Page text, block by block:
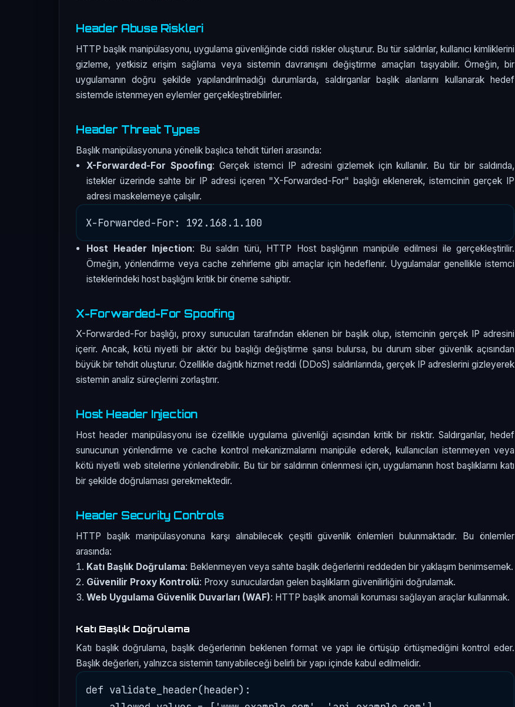
Header Abuse Riskleri
HTTP başlık manipülasyonu, uygulama güvenliğinde ciddi riskler oluşturur. Bu tür saldırılar, kullanıcı kimliklerini
gizleme, yetkisiz erişim sağlama veya sistemin davranışını değiştirme amaçları taşıyabilir. Örneğin, bir
uygulamanın doğru şekilde yapılandırılmadığı durumlarda, saldırganlar başlık alanlarını kullanarak hedef
sistemde istenmeyen eylemler gerçekleştirebilirler.
Header Threat Types
Başlık manipülasyonuna yönelik başlıca tehdit türleri arasında:
X-Forwarded-For Spoofing: Gerçek istemci IP adresini gizlemek için kullanılır. Bu tür bir saldırıda,
istekler üzerinde sahte bir IP adresi içeren "X-Forwarded-For" başlığı eklenerek, istemcinin gerçek IP
adresi maskelemeye çalışılır.
Host Header Injection: Bu saldırı türü, HTTP Host başlığının manipüle edilmesi ile gerçekleştirilir.
Örneğin, yönlendirme veya cache zehirleme gibi amaçlar için hedeflenir. Uygulamalar genellikle istemci
isteklerindeki host başlığını kritik bir öneme sahiptir.
X-Forwarded-For Spoofing
X-Forwarded-For başlığı, proxy sunucuları tarafından eklenen bir başlık olup, istemcinin gerçek IP adresini
içerir. Ancak, kötü niyetli bir aktör bu başlığı değiştirme şansı bulursa, bu durum siber güvenlik açısından
büyük bir tehdit oluşturur. Özellikle dağıtık hizmet reddi (DDoS) saldırılarında, gerçek IP adreslerini gizleyerek
sistemin analiz süreçlerini zorlaştırır.
Host Header Injection
Host header manipülasyonu ise özellikle uygulama güvenliği açısından kritik bir risktir. Saldırganlar, hedef
sunucunun yönlendirme ve cache kontrol mekanizmalarını manipüle ederek, kullanıcıları istenmeyen veya
kötü niyetli web sitelerine yönlendirebilir. Bu tür bir saldırının önlenmesi için, uygulamanın host başlıklarını katı
bir şekilde doğrulaması gerekmektedir.
Header Security Controls
HTTP başlık manipülasyonuna karşı alınabilecek çeşitli güvenlik önlemleri bulunmaktadır. Bu önlemler
arasında:
Katı Başlık Doğrulama: Beklenmeyen veya sahte başlık değerlerini reddeden bir yaklaşım benimsemek.
Güvenilir Proxy Kontrolü: Proxy sunuculardan gelen başlıkların güvenilirliğini doğrulamak.
Web Uygulama Güvenlik Duvarları (WAF): HTTP başlık anomali koruması sağlayan araçlar kullanmak.
Katı Başlık Doğrulama
Katı başlık doğrulama, başlık değerlerinin beklenen format ve yapı ile örtüşüp örtüşmediğini kontrol eder.
Başlık değerleri, yalnızca sistemin tanıyabileceği belirli bir yapı içinde kabul edilmelidir.
def validate_header(header):